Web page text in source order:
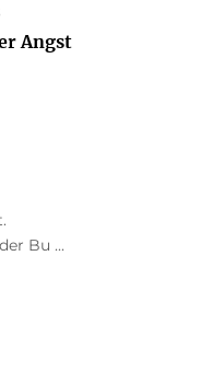
Angst
Bu ...